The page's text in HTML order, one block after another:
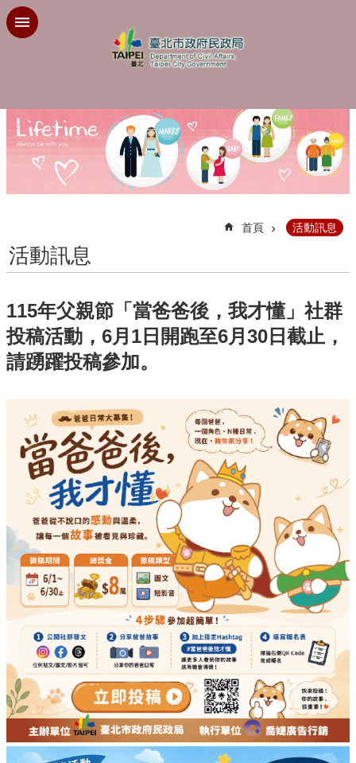
跳到主要內容區塊
首頁 活動訊息
活動訊息
115年父親節「當爸爸後，我才懂」社群
投稿活動，6月1日開跑至6月30日截止，
請踴躍投稿參加。